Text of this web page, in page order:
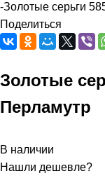
-Золотые серьги
Поделиться
Золотые
Перламутр
В наличии
Нашли дешевле?